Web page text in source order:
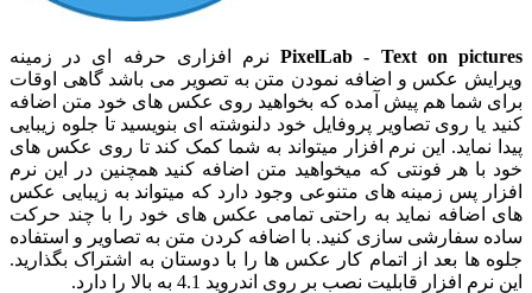
PixelLab - Text onنرم افزاری حرفه ای در زمینه
عکس و اضافه نمودن متن به تصویر می باشد گاهی اوقات
هم پیش آمده که بخواهید روی عکس های خود متن اضافه
روی تصاویر پروفایل خود دلنوشته ای بنویسید تا جلوه زیبایی
این نرم افزار میتواند به شما کمک کند تا روی عکس های
هر فونتی که میخواهید متن اضافه کنید همچنین در این نرم
پس زمینه های متنوعی وجود دارد که میتواند به زیبایی عکس
نماید به راحتی تمامی عکس های خود را با چند حرکت
سازی کنید. با اضافه کردن متن به تصاویر و استفاده
بعد از اتمام کار عکس ها را با دوستان به اشتراک بگذارید.
قابلیت نصب بر روی اندروید 4.1 به بالا را دارد.